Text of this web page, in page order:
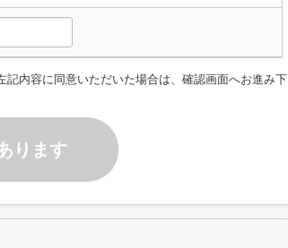
記内容に同意いただいた場合は、確認画面へお進み下
ります